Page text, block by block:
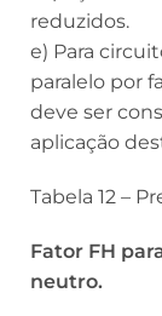
reduzidos.
e) Para
paralelo por
deve ser
aplicação
Tabela 12 –
Fator FH
neutro.